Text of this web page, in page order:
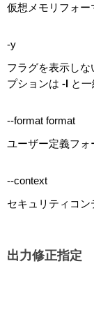
仮想メモリフォー
-y
フラグを表示し
プションは -l と
--format format
ユーザー定義フォ
--context
セキュリティコン
出力修正指定